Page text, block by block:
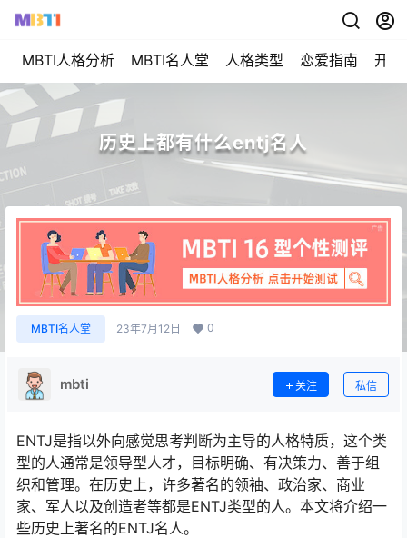
MBTI人格分析 MBTI名人堂 人格类型 恋爱指南 开始
历史上都有什么entj名人
MBTI名人堂 23年7月12日 0
mbti 关注 私信
ENTJ是指以外向感觉思考判断为主导的人格特质，这个类
型的人通常是领导型人才，目标明确、有决策力、善于组
织和管理。在历史上，许多著名的领袖、政治家、商业
家、军人以及创造者等都是ENTJ类型的人。本文将介绍一
些历史上著名的ENTJ名人。